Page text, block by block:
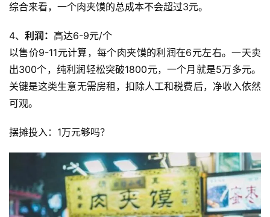
综合来看，一个肉夹馍的总成本不会超过3元。
4、 利润： 高达6-9元/个
以售价9-11元计算，每个肉夹馍的利润在6元左右。一天卖
出300个，纯利润轻松突破1800元，一个月就是5万多元。
关键是这类生意无需房租，扣除人工和税费后，净收入依然
可观。
摆摊投入：1万元够吗？